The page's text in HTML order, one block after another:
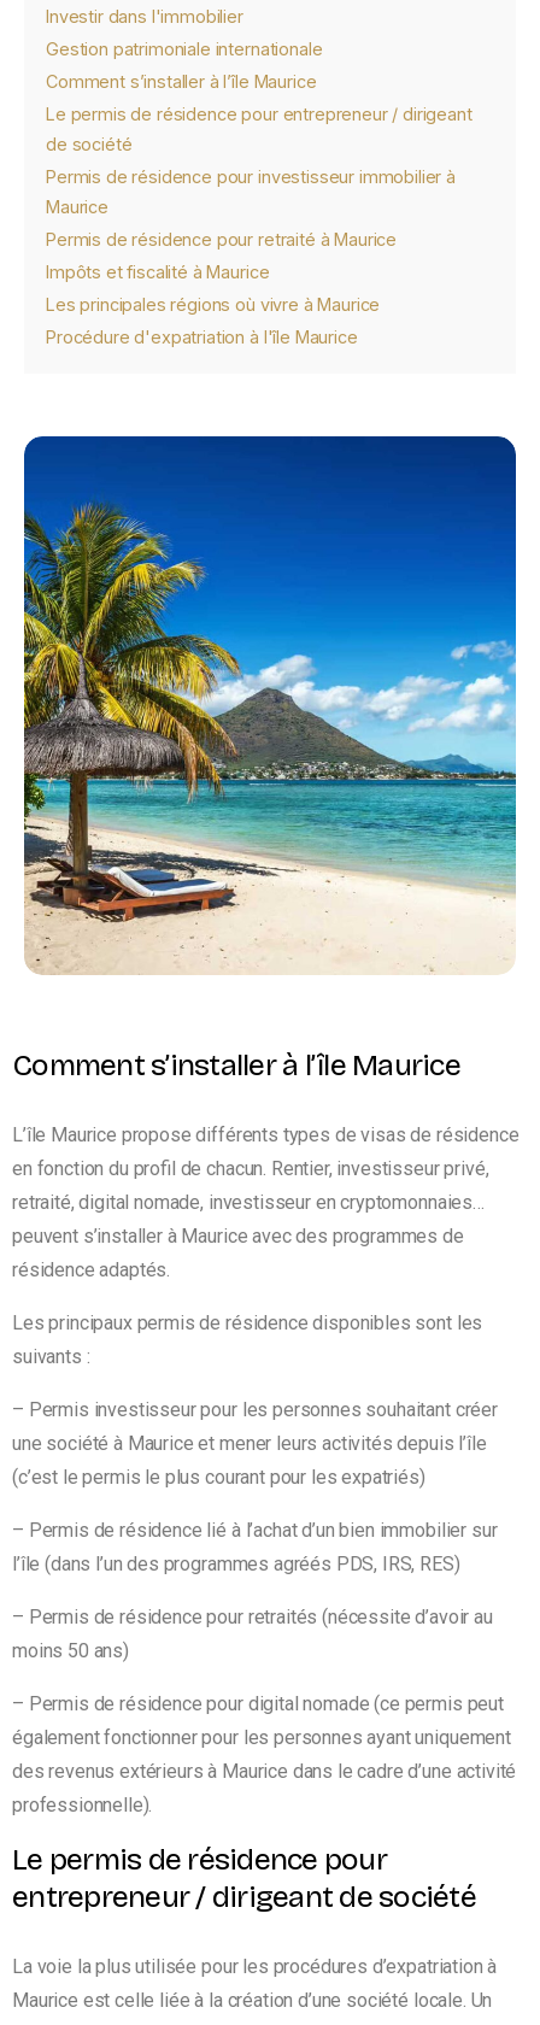
Investir dans l'immobilier
Gestion patrimoniale internationale
Comment s’installer à l’île Maurice
Le permis de résidence pour entrepreneur / dirigeant
de société
Permis de résidence pour investisseur immobilier à
Maurice
Permis de résidence pour retraité à Maurice
Impôts et fiscalité à Maurice
Les principales régions où vivre à Maurice
Procédure d'expatriation à l'île Maurice
Comment s’installer à l’île Maurice
L’île Maurice propose différents types de visas de résidence
en fonction du profil de chacun. Rentier, investisseur privé,
retraité, digital nomade, investisseur en cryptomonnaies…
peuvent s’installer à Maurice avec des programmes de
résidence adaptés.
Les principaux permis de résidence disponibles sont les
suivants :
– Permis investisseur pour les personnes souhaitant créer
une société à Maurice et mener leurs activités depuis l’île
(c’est le permis le plus courant pour les expatriés)
– Permis de résidence lié à l’achat d’un bien immobilier sur
l’île (dans l’un des programmes agréés PDS, IRS, RES)
– Permis de résidence pour retraités (nécessite d’avoir au
moins 50 ans)
– Permis de résidence pour digital nomade (ce permis peut
également fonctionner pour les personnes ayant uniquement
des revenus extérieurs à Maurice dans le cadre d’une activité
professionnelle).
Le permis de résidence pour
entrepreneur / dirigeant de société
La voie la plus utilisée pour les procédures d’expatriation à
Maurice est celle liée à la création d’une société locale. Un